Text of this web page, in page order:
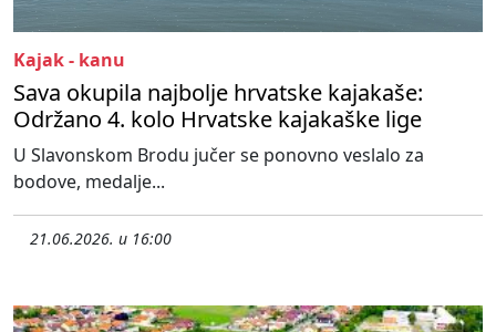
Kajak - kanu
Sava okupila najbolje hrvatske kajakaše:
Održano 4. kolo Hrvatske kajakaške lige
U Slavonskom Brodu jučer se ponovno veslalo za
bodove, medalje...
21.06.2026. u 16:00